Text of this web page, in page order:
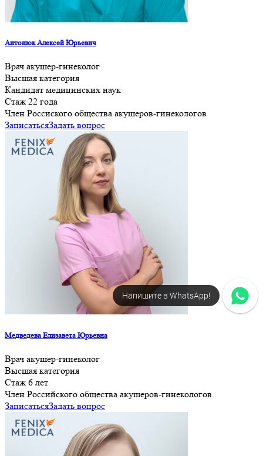
Антонюк Алексей Юрьевич
Врач акушер-гинеколог
Высшая категория
Кандидат медицинских наук
Стаж 22 года
Член Россиского общества акушеров-гинекологов
ЗаписатьсяЗадать вопрос
Медведева Елизавета Юрьевна
Врач акушер-гинеколог
Высшая категория
Стаж 6 лет
Член Российского общества акушеров-гинекологов
ЗаписатьсяЗадать вопрос
Напишите в WhatsApp!